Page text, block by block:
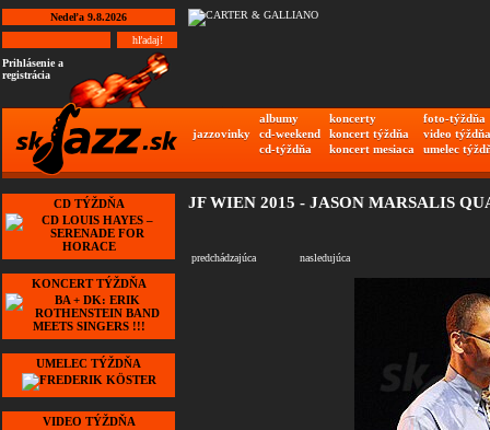
Nedeľa 9.8.2026
Prihlásenie a
registrácia
jazzovinky
albumy koncerty
foto-týždňa
cd-weekend
koncert týždňa
video týždňa
cd-týždňa
koncert mesiaca umelec
CD TÝŽDŇA
KONCERT TÝŽDŇA
UMELEC TÝŽDŇA
VIDEO TÝŽDŇA
JF WIEN 2015 - JASON MARSALIS
predchádzajúca nasledujúca